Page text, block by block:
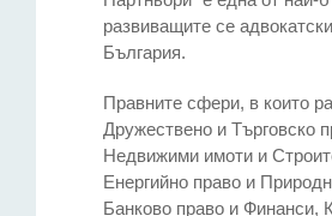
развиващите се
България.
Правните сфери, в които
Дружествено и Търговско
Недвижими имоти и
Енергийно право и
Банково право и Финанси,